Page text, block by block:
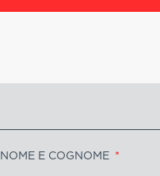
NOME E COGNOME